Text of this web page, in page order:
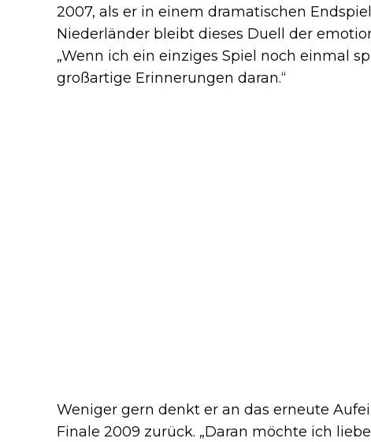
2007, als er in einem dramatischen
Niederländer bleibt dieses Duell der
„Wenn ich ein einziges Spiel noch einmal
großartige Erinnerungen daran.“
Weniger gern denkt er an das erneute
Finale 2009 zurück. „Daran möchte ich